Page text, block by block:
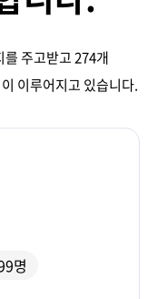
주고받고 274개
이루어지고 있습니다.
명